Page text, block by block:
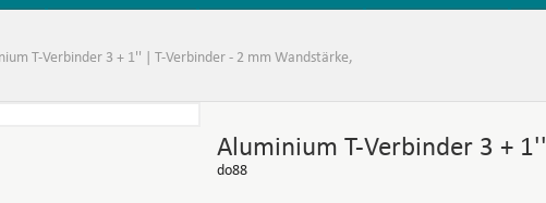
T-Verbinder 3 + 1'' | T-Verbinder - 2 mm Wandstärke,
Aluminium T-Verbinder 3 + 1''
do88